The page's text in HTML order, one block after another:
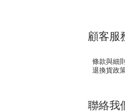
顧客服
條款與細
退換貨政
聯絡我